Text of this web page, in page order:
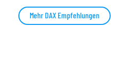
Mehr DAX Empfehlungen